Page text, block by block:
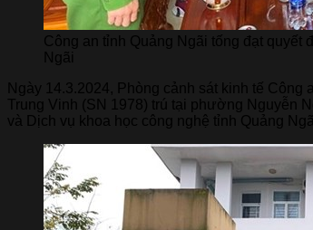
Công an tỉnh Quảng Ngãi tống đạt quyết
Ngãi
Ngày 14.3.2024, Phòng cảnh sát kinh tế
Trung Vinh (SN 1978) trú tại phường Nguyễn
và Dịch vụ khoa học công nghệ tỉnh Quảng